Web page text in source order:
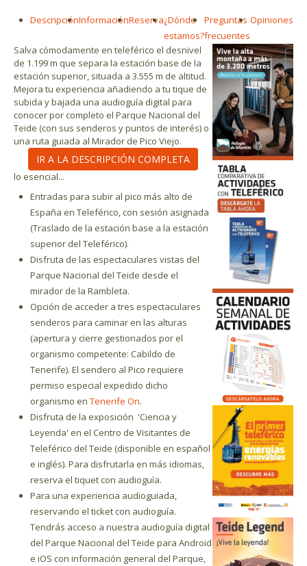
DescripciónInformaciónReserva¿Dónde
estamos?
Preguntas
frecuentes
Opiniones
Salva cómodamente en teleférico el desnivel
de 1.199 m que separa la estación base de la
estación superior, situada a 3.555 m de altitud.
Mejora tu experiencia añadiendo a tu tique de
subida y bajada una audioguía digital para
conocer por completo el Parque Nacional del
Teide (con sus senderos y puntos de interés) o
una ruta guiada al Mirador de Pico Viejo.
IR A LA DESCRIPCIÓN COMPLETA
lo esencial...
Entradas para subir al pico más alto de
España en Teleférico, con sesión asignada
(Traslado de la estación base a la estación
superior del Teleférico).
Disfruta de las espectaculares vistas del
Parque Nacional del Teide desde el
mirador de la Rambleta.
Opción de acceder a tres espectaculares
senderos para caminar en las alturas
(apertura y cierre gestionados por el
organismo competente: Cabildo de
Tenerife). El sendero al Pico requiere
permiso especial expedido dicho
organismo en Tenerife On.
Disfruta de la exposición 'Ciencia y
Leyenda' en el Centro de Visitantes de
Teleférico del Teide (disponible en español
e inglés). Para disfrutarla en más idiomas,
reserva el tiquet con audioguía.
Para una experiencia audioguiada,
reservando el ticket con audioguía.
Tendrás acceso a nuestra audioguía digital
del Parque Nacional del Teide para Android
e iOS con información general del Parque,